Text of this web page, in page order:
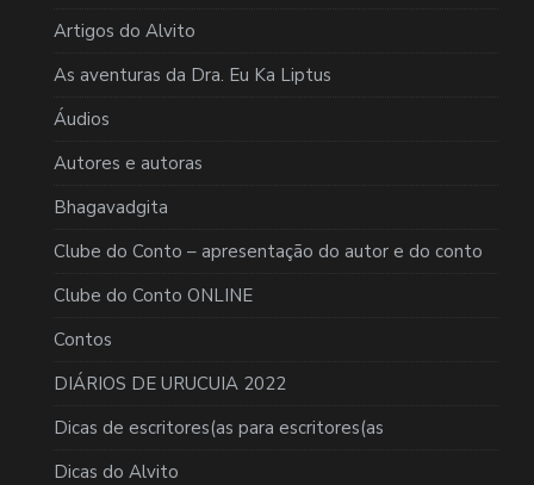
Artigos do Alvito
As aventuras da Dra. Eu Ka Liptus
Áudios
Autores e autoras
Bhagavadgita
Clube do Conto – apresentação do autor e do conto
Clube do Conto ONLINE
Contos
DIÁRIOS DE URUCUIA 2022
Dicas de escritores(as para escritores(as
Dicas do Alvito